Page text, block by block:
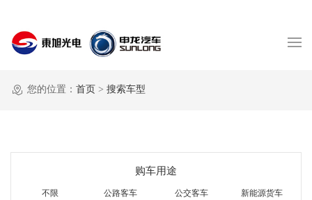
您的位置： 首页 > 搜索车型
购车用途
不限 公路客车 公交客车 新能源货车